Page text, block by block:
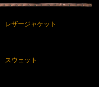
レザージャケット
スウェット